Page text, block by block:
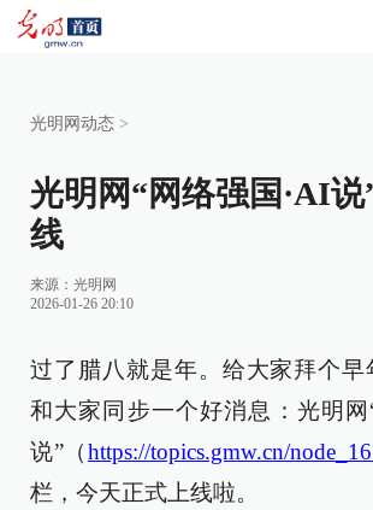
光明网动态 >
光明网“网络强国·AI
线
来源： 光明网
2026-01-26 20:10
过了腊八就是年。给大家拜个早
和大家同步一个好消息：光明网
说”（https://topics.gmw.cn/
栏，今天正式上线啦。